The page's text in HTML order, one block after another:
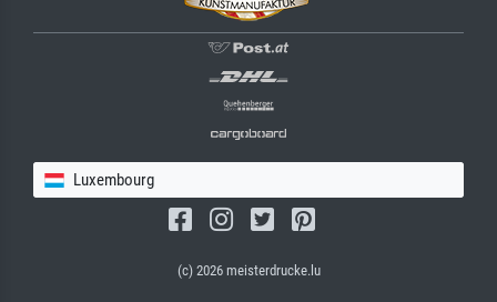
Luxembourg
(c) 2026 meisterdrucke.lu